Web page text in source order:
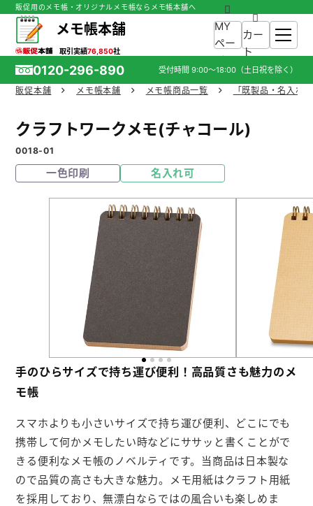
販促用のメモ帳・オリジナルメモ帳ならメモ帳本舗へ
メモ帳本舗
取引実績76,850社
MY
ペー
ジ
カー
ト
0120-296-890 受付時間 9:00～18:00（土日祝を除く）
商品一覧
ご利用ガイド
入稿ガイド
スタッフ紹介
お役立ち情報
よくあるご質問
ポケットティッシュ本舗
カレンダー本舗
販促本舗 メモ帳本舗 メモ帳商品一覧 「既製品・名入れ
クラフトワークメモ(チャコール)
0018-01
一色印刷 名入れ可
手のひらサイズで持ち運び便利！高品質さも魅力のメ
モ帳
スマホよりも小さいサイズで持ち運び便利、どこにでも
携帯して何かメモしたい時などにササッと書くことがで
きる便利なメモ帳のノベルティです。当商品は日本製な
ので品質の高さも大きな魅力。メモ用紙はクラフト用紙
を採用しており、無漂白ならではの風合いも楽しめま